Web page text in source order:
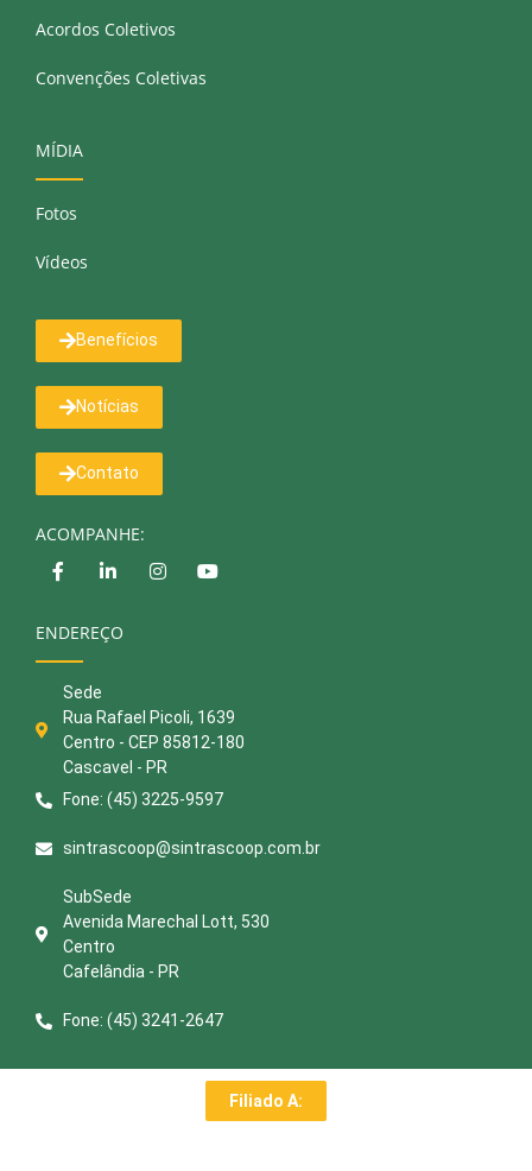
Acordos Coletivos
Convenções Coletivas
MÍDIA
Fotos
Vídeos
Benefícios
Notícias
Contato
ACOMPANHE:
ENDEREÇO
Sede
Rua Rafael Picoli, 1639
Centro - CEP 85812-180
Cascavel - PR
Fone: (45) 3225-9597
sintrascoop@sintrascoop.com.br
SubSede
Avenida Marechal Lott, 530
Centro
Cafelândia - PR
Fone: (45) 3241-2647
Filiado A: